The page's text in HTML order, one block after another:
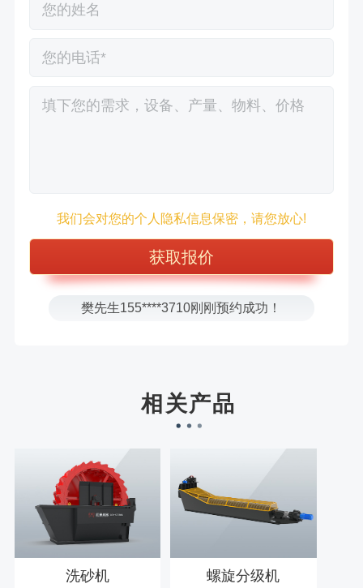
我们会对您的个人隐私信息保密，请您放心!
张先生131****7997刚刚预约成功！
方先生150****5692刚刚预约成功！
樊先生155****3710刚刚预约成功！
王先生183****6078刚刚预约成功！
相关产品
洗砂机 螺旋分级机